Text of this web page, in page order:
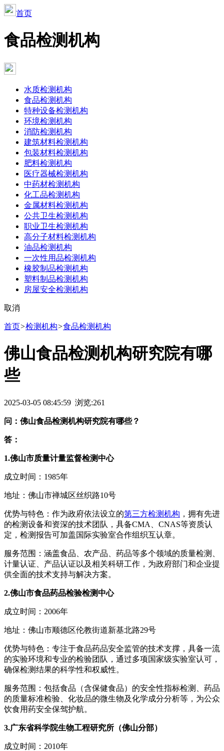
首页
食品检测机构
水质检测机构
食品检测机构
特种设备检测机构
环境检测机构
消防检测机构
建筑材料检测机构
包装材料检测机构
肥料检测机构
医疗器械检测机构
中药材检测机构
化工品检测机构
金属材料检测机构
公共卫生检测机构
职业卫生检测机构
高分子材料检测机构
油品检测机构
一次性用品检测机构
橡胶制品检测机构
塑料制品检测机构
房屋安全检测机构
取消
首页>检测机构>食品检测机构
佛山食品检测机构研究院有哪
些
2025-03-05 08:45:59 浏览:261
问：佛山食品检测机构研究院有哪些？
答：
1.佛山市质量计量监督检测中心
成立时间：1985年
地址：佛山市禅城区丝织路10号
优势与特色：作为政府依法设立的第三方检测机构 ，拥有先进
的检测设备和资深的技术团队，具备CMA、CNAS等资质认
定，检测报告可加盖国际实验室合作组织互认章。
服务范围：涵盖食品、农产品、药品等多个领域的质量检测、
计量认证、产品认证以及相关科研工作，为政府部门和企业提
供全面的技术支持与解决方案。
2.佛山市食品药品检验检测中心
成立时间：2006年
地址：佛山市顺德区伦教街道新基北路29号
优势与特色：专注于食品药品安全监管的技术支撑，具备一流
的实验环境和专业的检验团队，通过多项国家级实验室认可，
确保检测结果的科学性和权威性。
服务范围：包括食品（含保健食品）的安全性指标检测、药品
的质量标准检验、化妆品的微生物及化学成分分析等，为公众
饮食用药安全保驾护航。
3.广东省科学院生物工程研究所（佛山分部）
成立时间：2010年